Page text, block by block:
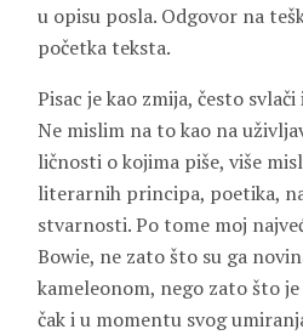
u opisu posla. Odgovor na
početka teksta.
Pisac je kao zmija, često
Ne mislim na to kao na
ličnosti o kojima piše, više
literarnih principa, poetika,
stvarnosti. Po tome moj
Bowie, ne zato što su ga
kameleonom, nego zato što
čak i u momentu svog